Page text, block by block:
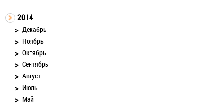
2014
Декабрь
Ноябрь
Октябрь
Сентябрь
Август
Июль
Май